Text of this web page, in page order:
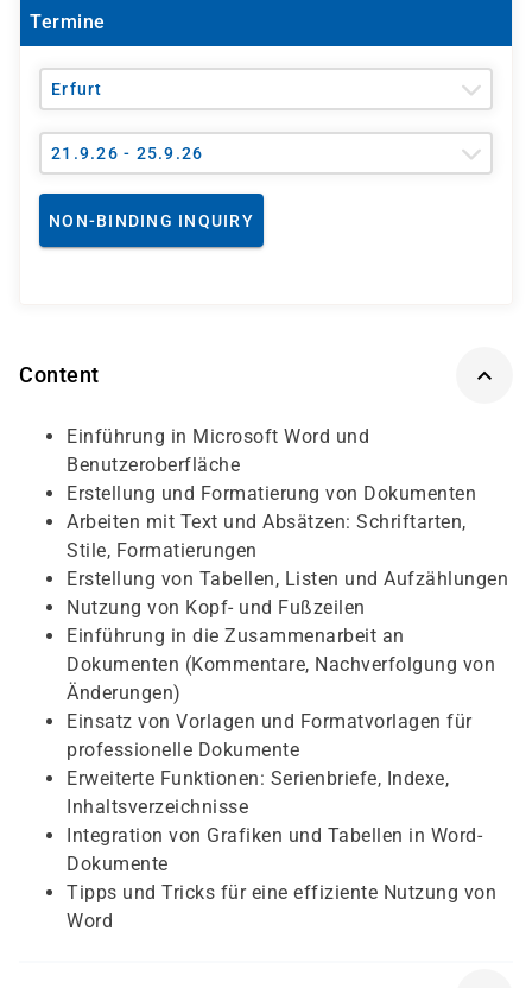
Termine
Erfurt
21.9.26 - 25.9.26
NON-BINDING INQUIRY
Content
Einführung in Microsoft Word und
Benutzeroberfläche
Erstellung und Formatierung von Dokumenten
Arbeiten mit Text und Absätzen: Schriftarten,
Stile, Formatierungen
Erstellung von Tabellen, Listen und Aufzählungen
Nutzung von Kopf- und Fußzeilen
Einführung in die Zusammenarbeit an
Dokumenten (Kommentare, Nachverfolgung von
Änderungen)
Einsatz von Vorlagen und Formatvorlagen für
professionelle Dokumente
Erweiterte Funktionen: Serienbriefe, Indexe,
Inhaltsverzeichnisse
Integration von Grafiken und Tabellen in Word-
Dokumente
Tipps und Tricks für eine effiziente Nutzung von
Word